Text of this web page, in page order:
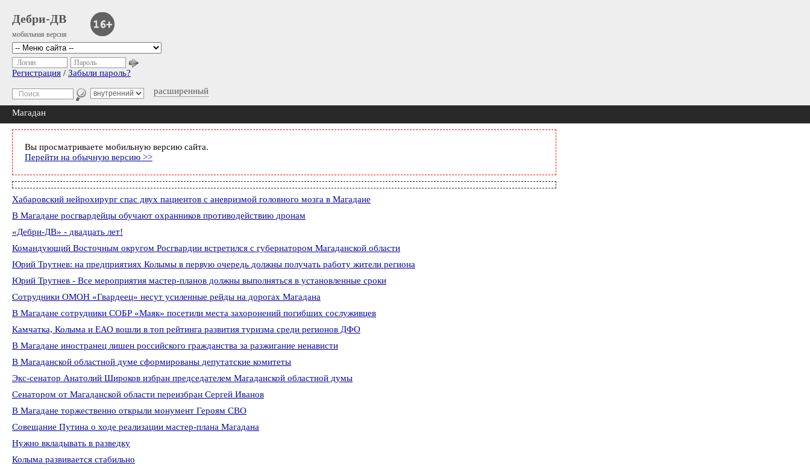
Дебри-ДВ
мобильная версия
расширенный
Логин Пароль
Регистрация / Забыли пароль?
Магадан
Вы просматриваете мобильную версию сайта.
Перейти на обычную версию >>
Хабаровский нейрохирург спас двух пациентов с аневризмой головного мозга в Магадане
В Магадане росгвардейцы обучают охранников противодействию дронам
«Дебри-ДВ» - двадцать лет!
Командующий Восточным округом Росгвардии встретился с губернатором Магаданской области
Юрий Трутнев: на предприятиях Колымы в первую очередь должны получать работу жители региона
Юрий Трутнев - Все мероприятия мастер-планов должны выполняться в установленные сроки
Сотрудники ОМОН «Гвардеец» несут усиленные рейды на дорогах Магадана
В Магадане сотрудники СОБР «Маяк» посетили места захоронений погибших сослуживцев
Камчатка, Колыма и ЕАО вошли в топ рейтинга развития туризма среди регионов ДФО
В Магадане иностранец лишен российского гражданства за разжигание ненависти
В Магаданской областной думе сформированы депутатские комитеты
Экс-сенатор Анатолий Широков избран председателем Магаданской областной думы
Сенатором от Магаданской области переизбран Сергей Иванов
В Магадане торжественно открыли монумент Героям СВО
Совещание Путина о ходе реализации мастер-плана Магадана
Нужно вкладывать в разведку
Колыма развивается стабильно